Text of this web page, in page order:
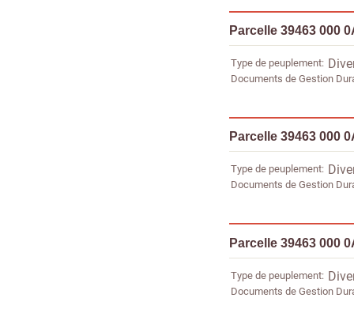
Parcelle 39463 000
Type de peuplement
Documents de Gestion
Parcelle 39463 000
Type de peuplement
Documents de Gestion
Parcelle 39463 000
Type de peuplement
Documents de Gestion